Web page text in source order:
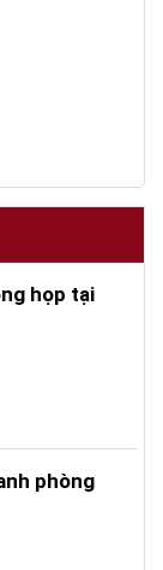
họp tại
phòng